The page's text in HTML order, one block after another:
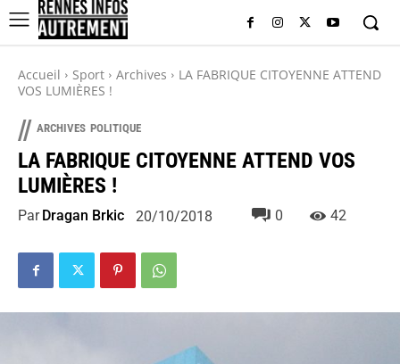
Accueil Sport Archives
LA FABRIQUE CITOYENNE ATTEND
VOS LUMIÈRES !
// ARCHIVES POLITIQUE
LA FABRIQUE CITOYENNE ATTEND VOS
LUMIÈRES !
Par Dragan Brkic 20/10/2018 0 42